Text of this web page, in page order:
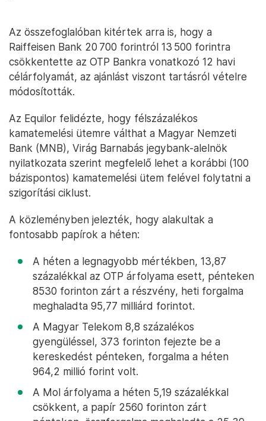
Az összefoglalóban kitértek arra is, hogy a
Raiffeisen Bank 20 700 forintról 13 500 forintra
csökkentette az OTP Bankra vonatkozó 12 havi
célárfolyamát, az ajánlást viszont tartásról vételre
módosították.
Az Equilor felidézte, hogy félszázalékos
kamatemelési ütemre válthat a Magyar Nemzeti
Bank (MNB), Virág Barnabás jegybank-alelnök
nyilatkozata szerint megfelelő lehet a korábbi (100
bázispontos) kamatemelési ütem felével folytatni a
szigorítási ciklust.
A közleményben jelezték, hogy alakultak a
fontosabb papírok a héten:
A héten a legnagyobb mértékben, 13,87
százalékkal az OTP árfolyama esett, pénteken
8530 forinton zárt a részvény, heti forgalma
meghaladta 95,77 milliárd forintot.
A Magyar Telekom 8,8 százalékos
gyengüléssel, 373 forinton fejezte be a
kereskedést pénteken, forgalma a héten
964,2 millió forint volt.
A Mol árfolyama a héten 5,19 százalékkal
csökkent, a papír 2560 forinton zárt